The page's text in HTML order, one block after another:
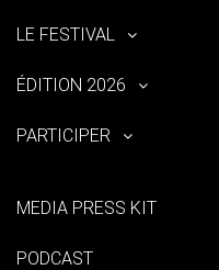
LE FESTIVAL
ÉDITION 2026
PARTICIPER
MEDIA PRESS KIT
PODCAST